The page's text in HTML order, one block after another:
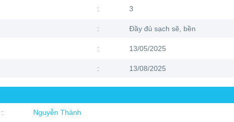
: 3
: Đầy đủ sạch sẽ, bền
: 13/05/2025
: 13/08/2025
:
Nguyễn Thành